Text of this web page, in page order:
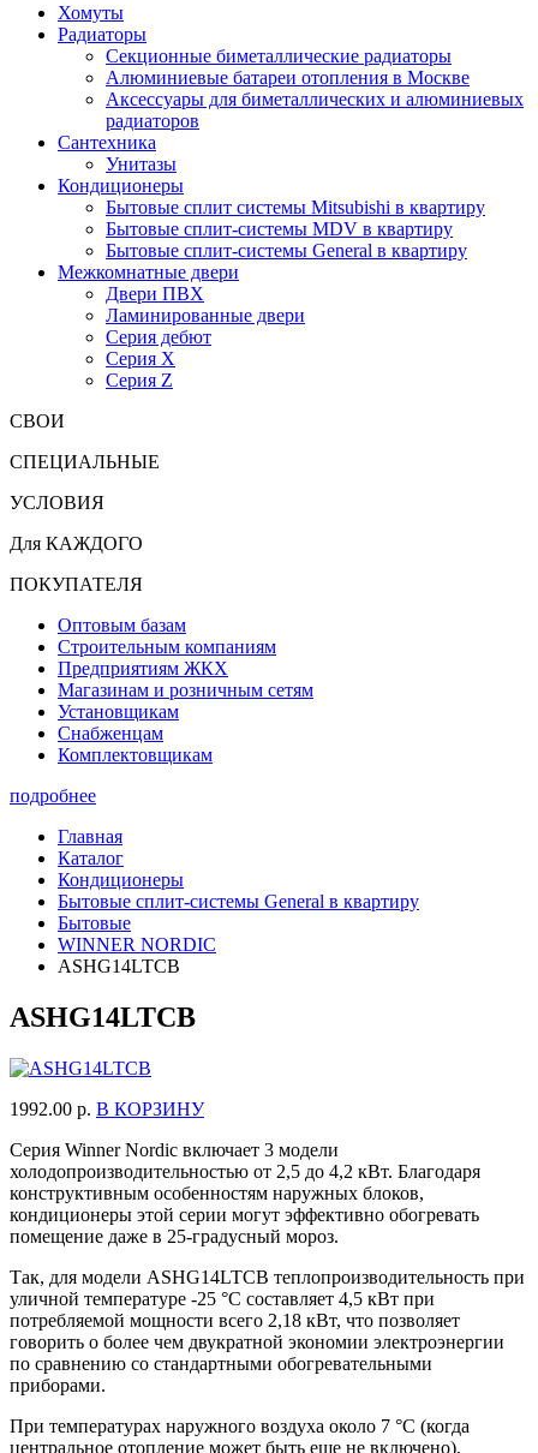
Хомуты
Радиаторы
Секционные биметаллические радиаторы
Алюминиевые батареи отопления в Москве
Аксессуары для биметаллических и алюминиевых
радиаторов
Сантехника
Унитазы
Кондиционеры
Бытовые сплит системы Mitsubishi в квартиру
Бытовые сплит-системы MDV в квартиру
Бытовые сплит-системы General в квартиру
Межкомнатные двери
Двери ПВХ
Ламинированные двери
Серия дебют
Серия X
Серия Z
СВОИ
СПЕЦИАЛЬНЫЕ
УСЛОВИЯ
Для КАЖДОГО
ПОКУПАТЕЛЯ
Оптовым базам
Строительным компаниям
Предприятиям ЖКХ
Магазинам и розничным сетям
Установщикам
Снабженцам
Комплектовщикам
подробнее
Главная
Каталог
Кондиционеры
Бытовые сплит-системы General в квартиру
Бытовые
WINNER NORDIC
ASHG14LTCB
ASHG14LTCB
1992.00 р. В КОРЗИНУ
Серия Winner Nordic включает 3 модели
холодопроизводительностью от 2,5 до 4,2 кВт. Благодаря
конструктивным особенностям наружных блоков,
кондиционеры этой серии могут эффективно обогревать
помещение даже в 25-градусный мороз.
Так, для модели ASHG14LTCB теплопроизводительность при
уличной температуре -25 °С составляет 4,5 кВт при
потребляемой мощности всего 2,18 кВт, что позволяет
говорить о более чем двукратной экономии электроэнергии
по сравнению со стандартными обогревательными
приборами.
При температурах наружного воздуха около 7 °С (когда
центральное отопление может быть еще не включено),